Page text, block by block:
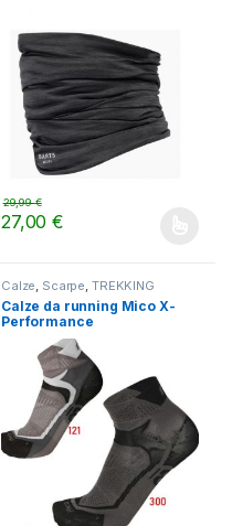
27,00€
29,99€
Questo prodotto ha più
Calze, Scarpe, TREKKING
Calze da running Mico X-
Performance